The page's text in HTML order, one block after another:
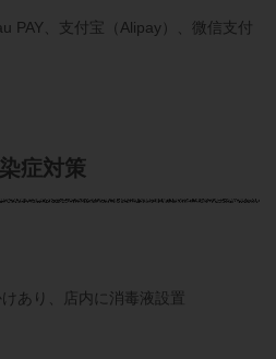
PAY、支付宝（Alipay）、微信支付
症対策
あり
店内に消毒液設置